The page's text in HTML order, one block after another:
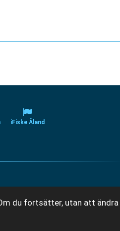
du fortsätter, utan att
iFiske Åland